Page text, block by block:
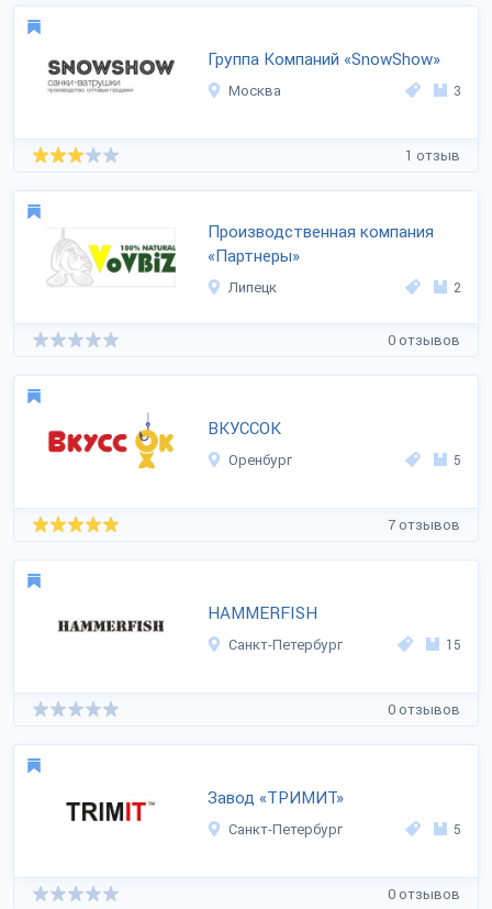
Группа Компаний «SnowShow»
Москва 3
1 отзыв
Производственная компания
«Партнеры»
Липецк 2
0 отзывов
ВКУССОК
Оренбург 5
7 отзывов
HAMMERFISH
Санкт-Петербург 15
0 отзывов
Завод «ТРИМИТ»
Санкт-Петербург 5
0 отзывов